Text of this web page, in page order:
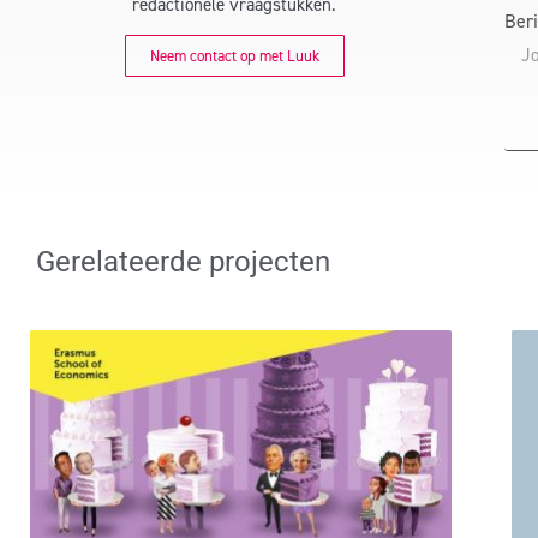
redactionele vraagstukken.
Neem contact op met Luuk
Gerelateerde projecten